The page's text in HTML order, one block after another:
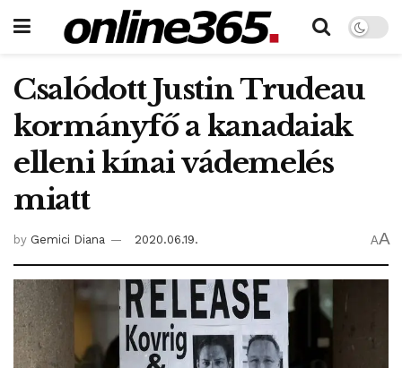
Csalódott Justin Trudeau
kormányfő a kanadaiak
elleni kínai vádemelés
miatt
by Gemici Diana 2020.06.19. AA